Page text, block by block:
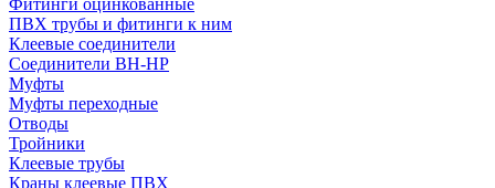
ПВХ трубы и фитинги к ним
Клеевые соединители
Соединители ВН-НР
Муфты
Муфты переходные
Отводы
Тройники
Клеевые трубы
Краны клеевые ПВХ